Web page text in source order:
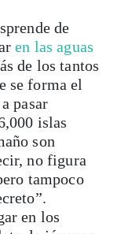
de
en las aguas
de los tantos
se forma el
pasar
islas
son
no figura
tampoco
en los